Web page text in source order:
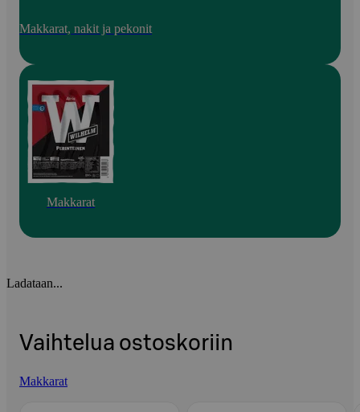
Makkarat, nakit ja pekonit
Makkarat
Ladataan...
Vaihtelua ostoskoriin
Makkarat